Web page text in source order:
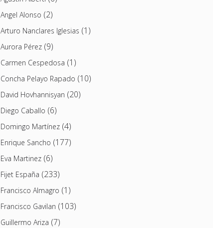
Angel Alonso (2)
Arturo Nanclares Iglesias (1)
Aurora Pérez(9)
Carmen Cespedosa (1)
Concha Pelayo Rapado (10)
David Hovhannisyan (20)
Diego Caballo (6)
Domingo Martínez(4)
Enrique Sancho (177)
Eva Martinez(6)
Fijet España (233)
Francisco Almagro (1)
Francisco Gavilan (103)
Guillermo Ariza (7)